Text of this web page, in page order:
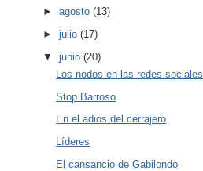
►agosto(13)
►julio(17)
▼junio(20)
Los nodos en las redes sociales
Stop Barroso
En el adios del cerrajero
Líderes
El cansancio de Gabilondo